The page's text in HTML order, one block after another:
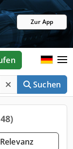
Zur App
Suchen